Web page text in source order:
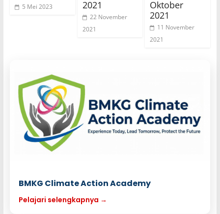
5 Mei 2023
2021
22 November
2021
Oktober
2021
11 November
2021
BMKG Climate Action Academy
Pelajari selengkapnya →